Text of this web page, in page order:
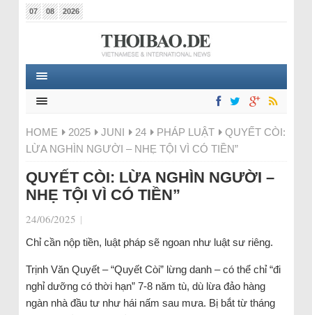
07 08 2026
HOME 2025 JUNI 24 PHÁP LUẬT
QUYẾT CÒI:
LỪA NGHÌN NGƯỜI – NHẸ TỘI VÌ CÓ TIỀN”
QUYẾT CÒI: LỪA NGHÌN NGƯỜI –
NHẸ TỘI VÌ CÓ TIỀN”
24/06/2025 |
Chỉ cần nộp tiền, luật pháp sẽ ngoan như luật sư riêng.
Trịnh Văn Quyết – “Quyết Còi” lừng danh – có thể chỉ “đi
nghỉ dưỡng có thời hạn” 7-8 năm tù, dù lừa đảo hàng
ngàn nhà đầu tư như hái nấm sau mưa. Bị bắt từ tháng